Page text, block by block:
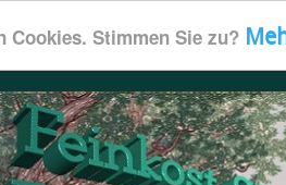
Cookies. Stimmen Sie zu?